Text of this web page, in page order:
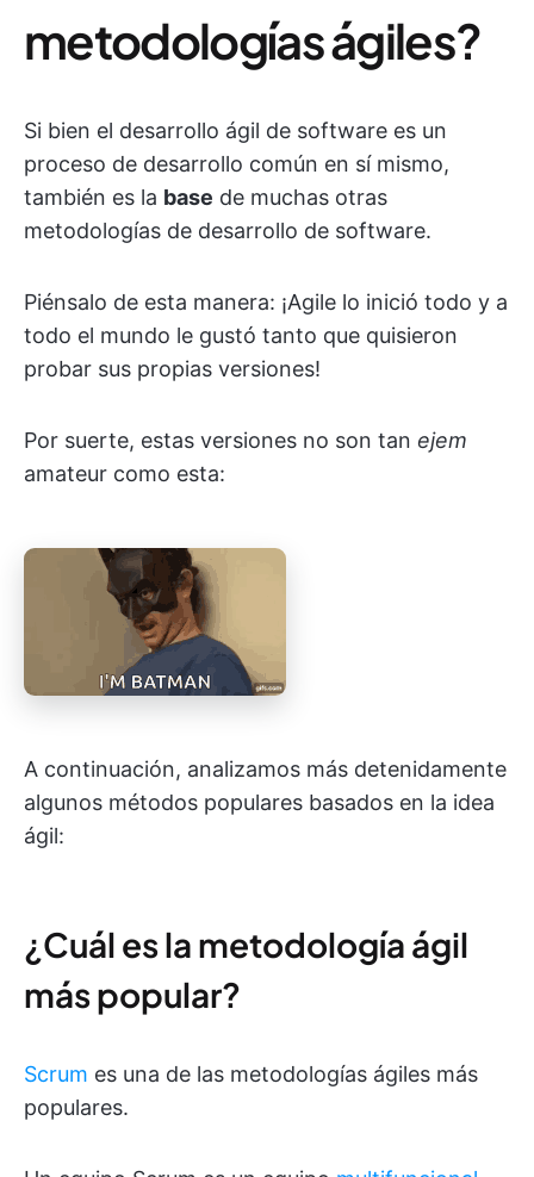
metodologías ágiles?
Si bien el desarrollo ágil de software es un
proceso de desarrollo común en sí mismo,
también es la base de muchas otras
metodologías de desarrollo de software.
Piénsalo de esta manera: ¡Agile lo inició todo y a
todo el mundo le gustó tanto que quisieron
probar sus propias versiones!
Por suerte, estas versiones no son tan ejem
amateur como esta:
A continuación, analizamos más detenidamente
algunos métodos populares basados en la idea
ágil:
¿Cuál es la metodología ágil
más popular?
Scrum es una de las metodologías ágiles más
populares.